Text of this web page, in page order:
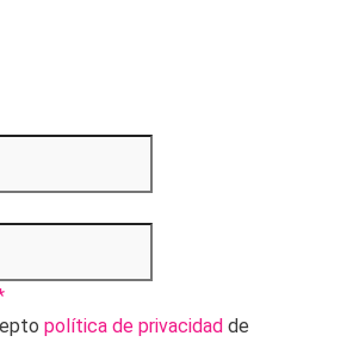
política de privacidad de